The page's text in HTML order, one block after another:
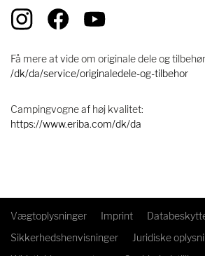
Få mere at vide om originale dele og
/dk/da/service/originaledele-og-tilbehor
Campingvogne af høj kvalitet:
https://www.eriba.com/dk/da
Vægtoplysninger Imprint
Sikkerhedshenvisninger
Juridiske